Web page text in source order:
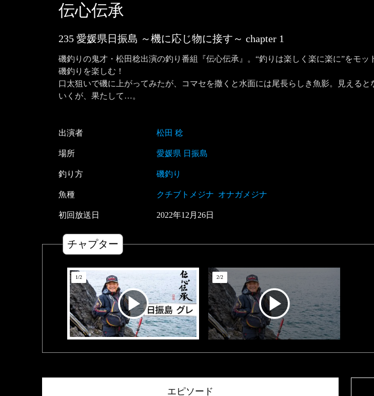
伝心伝承
235 愛媛県日振島 ～機に応じ物に接す～ chapter 1
磯釣りの鬼才・松田稔出演の釣り番組『伝心伝承』。“釣りは楽しく楽に楽に”をモ
磯釣りを楽しむ！
口太狙いで磯に上がってみたが、コマセを撒くと水面には尾長らしき魚影。見える
いくが、果たして…。
出演者 松田 稔
場所 愛媛県 日振島
釣り方 磯釣り
魚種 クチブトメジナ オナガメジナ
初回放送日 2022年12 月 26日
チャプター
1/2 2/2
エピソード